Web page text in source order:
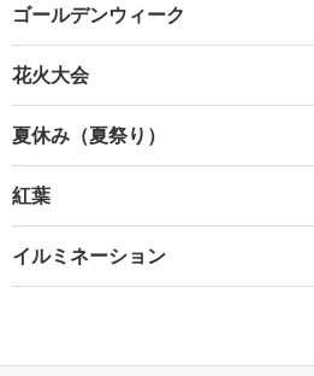
ゴールデンウィーク
花火大会
夏休み（夏祭り）
紅葉
イルミネーション